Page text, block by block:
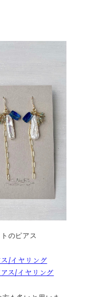
のピアス
/イヤリング
ス/イヤリング